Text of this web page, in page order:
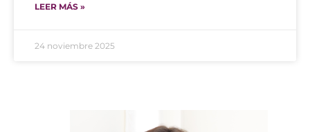
LEER MÁS »
24 noviembre 2025